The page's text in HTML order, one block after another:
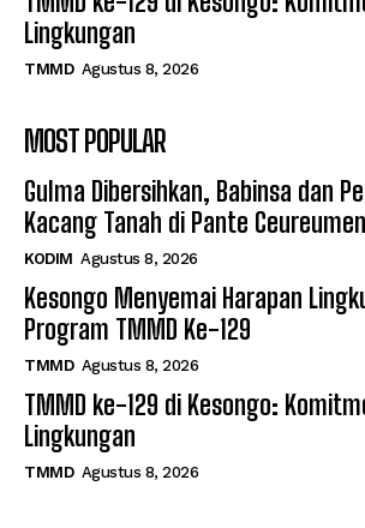
Lingkungan
TMMD Agustus 8, 2026
MOST POPULAR
Gulma Dibersihkan, Babinsa dan
Kacang Tanah di Pante Ceureumen
KODIM Agustus 8, 2026
Kesongo Menyemai Harapan
Program TMMD Ke-129
TMMD Agustus 8, 2026
TMMD ke-129 di Kesongo:
Lingkungan
TMMD Agustus 8, 2026